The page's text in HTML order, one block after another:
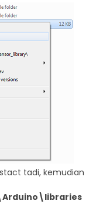
tadi, kemudian